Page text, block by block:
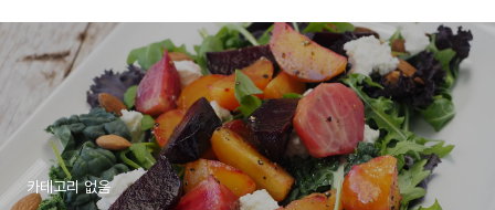
카테고리 없음